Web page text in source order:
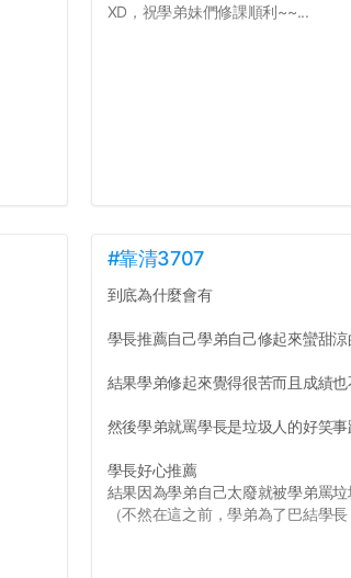
XD，祝學弟妹們修課順利~~...
#靠清3707
到底為什麼會有
學長推薦自己學弟自己修起來蠻甜涼
結果學弟修起來覺得很苦而且成績
然後學弟就罵學長是垃圾人的好笑事
學長好心推薦
結果因為學弟自己太廢就被學弟罵垃
（不然在這之前，學弟為了巴結學